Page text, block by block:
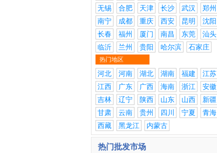
无锡
合肥 天津 长沙 武汉
郑州
南宁
成都 重庆 西安 昆明
沈阳
长春
福州 厦门 南昌 东莞
汕头
临沂
兰州 贵阳 哈尔滨 石家庄
热门地区
河北 河南 湖北 湖南 福建
江苏
江西
广东 广西 海南 浙江
安徽
吉林
辽宁 陕西 山东 山西
新疆
甘肃
云南 贵州 四川 宁夏
青海
西藏
黑龙江 内蒙古
热门批发市场